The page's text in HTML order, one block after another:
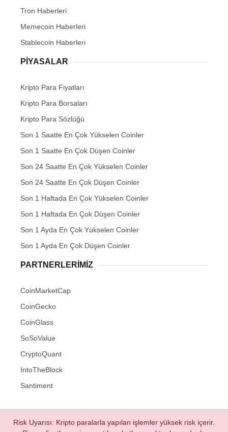
Tron Haberleri
Memecoin Haberleri
Stablecoin Haberleri
PIYASALAR
Kripto Para Fiyatları
Kripto Para Borsaları
Kripto Para Sözlüğü
Son 1 Saatte En Çok Yükselen Coinler
Son 1 Saatte En Çok Düşen Coinler
Son 24 Saatte En Çok Yükselen Coinler
Son 24 Saatte En Çok Düşen Coinler
Son 1 Haftada En Çok Yükselen Coinler
Son 1 Haftada En Çok Düşen Coinler
Son 1 Ayda En Çok Yükselen Coinler
Son 1 Ayda En Çok Düşen Coinler
PARTNERLERIMIZ
CoinMarketCap
CoinGecko
CoinGlass
SoSoValue
CryptoQuant
IntoTheBlock
Santiment
Risk Uyarısı: Kripto paralarla yapılan işlemler yüksek risk içerir.